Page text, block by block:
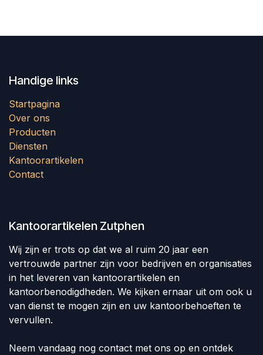
Handige links
Startpagina
Over ons
Producten
Diensten
Kantoorartikelen
Contact
Kantoorartikelen Zutphen
Wij zijn er trots op dat we al ruim 20 jaar een
vertrouwde partner zijn voor bedrijven en organisaties
in het leveren van kantoorartikelen en
kantoorbenodigdheden. We kijken ernaar uit om ook u
van dienst te mogen zijn en uw kantoorbehoeften te
vervullen.
Neem vandaag nog contact met ons op en ontdek